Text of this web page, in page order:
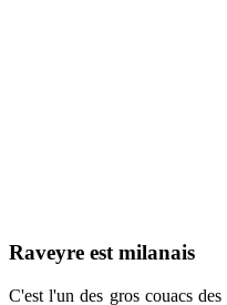
Raveyre est milanais
C'est l'un des gros couacs